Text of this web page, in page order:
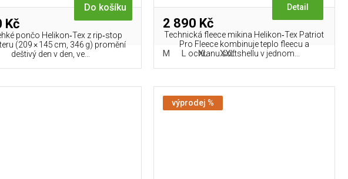
Kč
Do košíku
pončo Helikon‑Tex z rip‑stop
(209 × 145 cm, 346 g) promění
deštivý den v den, ve...
2 890 Kč
Detail
Technická fleece mikina Helikon‑Tex Patriot
Pro Fleece kombinuje teplo fleecu a
ochranu softshellu v jednom...
M L XL XXL
výprodej %